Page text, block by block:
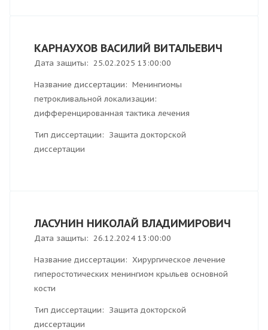
КАРНАУХОВ ВАСИЛИЙ ВИТАЛЬЕВИЧ
Дата защиты: 25.02.2025 13:00:00
Название диссертации: Менингиомы
петрокливальной локализации:
дифференцированная тактика лечения
Тип диссертации: Защита докторской
диссертации
ЛАСУНИН НИКОЛАЙ ВЛАДИМИРОВИЧ
Дата защиты: 26.12.2024 13:00:00
Название диссертации: Хирургическое лечение
гиперостотических менингиом крыльев основной
кости
Тип диссертации: Защита докторской
диссертации